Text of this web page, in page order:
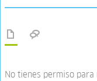
No tienes permiso